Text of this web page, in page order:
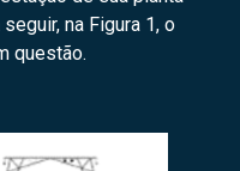
na Figura 1, o
questão.